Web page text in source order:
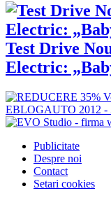
Test Drive
Electric:
EBLOGAUTO 2012 -
Publicitate
Despre noi
Contact
Setari cookies